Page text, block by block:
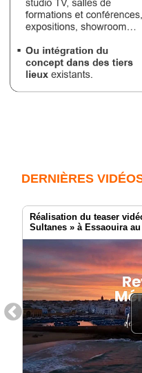
DERNIÈRES
Réalisation du teaser
Sultanes » à Essaouira